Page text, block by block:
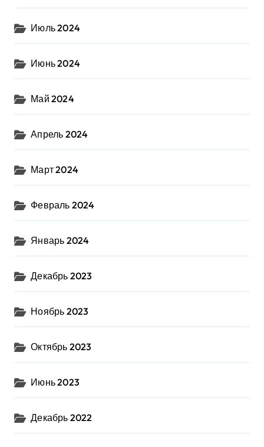
Июль 2024
Июнь 2024
Май 2024
Апрель 2024
Март 2024
Февраль 2024
Январь 2024
Декабрь 2023
Ноябрь 2023
Октябрь 2023
Июнь 2023
Декабрь 2022